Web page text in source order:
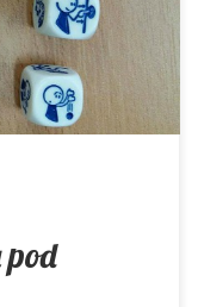
Poza tym jest
[…]